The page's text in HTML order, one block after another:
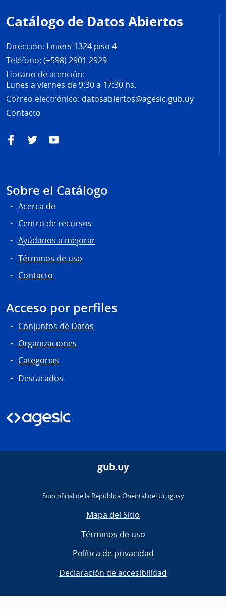
de
página
Catálogo de Datos Abiertos
Dirección: Liniers 1324 piso 4
Teléfono: (+598) 2901 2929
Horario de atención:
Lunes a viernes de 9:30 a 17:30 hs.
Correo electrónico: datosabiertos@agesic.gub.uy
Contacto
FacebookTwitterYouTube
Sobre el Catálogo
Acerca de
Centro de recursos
Ayúdanos a mejorar
Términos de uso
Contacto
Acceso por perfiles
Conjuntos de Datos
Organizaciones
Categorias
Destacados
gub.uy
Sitio oficial de la República Oriental del Uruguay
Mapa del Sitio
Términos de uso
Política de privacidad
Declaración de accesibilidad